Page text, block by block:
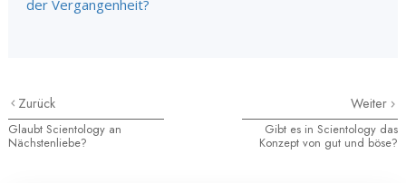
der Vergangenheit?
Zurück
Glaubt Scientology an
Nächstenliebe?
Weiter
Gibt es in Scientology das
Konzept von gut und böse?